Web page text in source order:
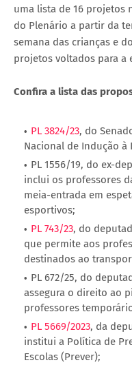
uma lista de 16 projetos
do Plenário a partir da
semana das crianças e
projetos voltados para a
Confira a lista das
PL 3824/23, do
Nacional de Indução à
PL 1556/19, do ex-
inclui os professores
meia-entrada em
esportivos;
PL 743/23, do
que permite aos
destinados ao
PL 672/25, do
assegura o direito ao
professores
PL 5669/2023, da
institui a Política de
Escolas (Prever);